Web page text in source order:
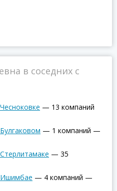
в соседних с
— 13 компаний
— 1 компаний —
— 35
Ишимбае — 4 компаний —